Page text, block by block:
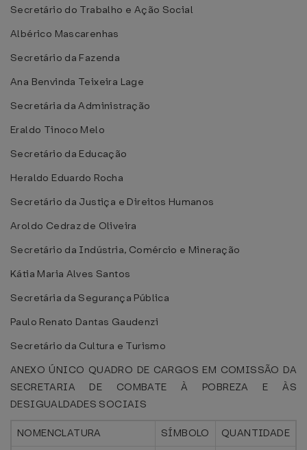
Secretário do Trabalho e Ação Social
Albérico Mascarenhas
Secretário da Fazenda
Ana Benvinda Teixeira Lage
Secretária da Administração
Eraldo Tinoco Melo
Secretário da Educação
Heraldo Eduardo Rocha
Secretário da Justiça e Direitos Humanos
Aroldo Cedraz de Oliveira
Secretário da Indústria, Comércio e Mineração
Kátia Maria Alves Santos
Secretária da Segurança Pública
Paulo Renato Dantas Gaudenzi
Secretário da Cultura e Turismo
ANEXO ÚNICO QUADRO DE CARGOS EM COMISSÃO DA
SECRETARIA DE COMBATE À POBREZA E ÀS
DESIGUALDADES SOCIAIS
NOMENCLATURA SÍMBOLO
QUANTIDADE